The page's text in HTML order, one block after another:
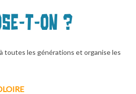
t-on ?
à toutes les générations et organise les